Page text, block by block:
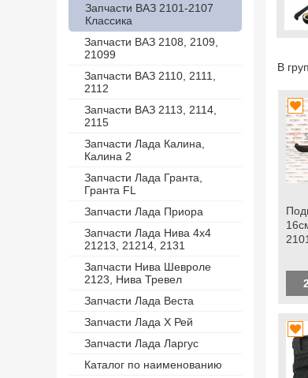
Запчасти ВАЗ 2101-2107
Классика
Запчасти ВАЗ 2108, 2109,
21099
Запчасти ВАЗ 2110, 2111,
2112
Запчасти ВАЗ 2113, 2114,
2115
Запчасти Лада Калина,
Калина 2
Запчасти Лада Гранта,
Гранта FL
Запчасти Лада Приора
Запчасти Лада Нива 4х4
21213, 21214, 2131
Запчасти Нива Шевроле
2123, Нива Тревел
Запчасти Лада Веста
Запчасти Лада Х Рей
Запчасти Лада Ларгус
Каталог по наименованию
В